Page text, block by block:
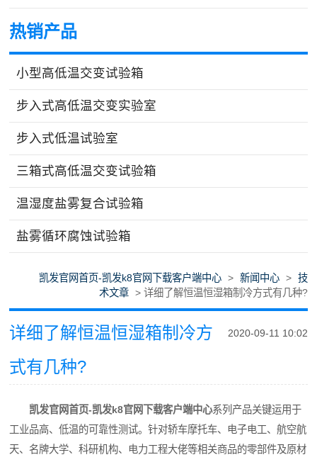
热销产品
小型高低温交变试验箱
步入式高低温交变实验室
步入式低温试验室
三箱式高低温交变试验箱
温湿度盐雾复合试验箱
盐雾循环腐蚀试验箱
凯发官网首页-凯发k8官网下载客户端中心 > 新闻中心 > 技
术文章 > 详细了解恒温恒湿箱制冷方式有几种?
2020-09-11 10:02
详细了解恒温恒湿箱制冷方
式有几种?
凯发官网首页-凯发k8官网下载客户端中心系列产品关键运用于
工业品高、低温的可靠性测试。针对轿车摩托车、电子电工、航空航
天、名牌大学、科研机构、电力工程大佬等相关商品的零部件及原材